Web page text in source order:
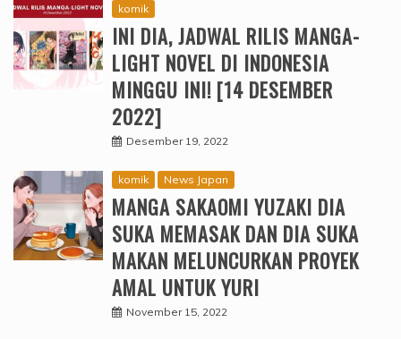
komik
INI DIA, JADWAL RILIS MANGA-
LIGHT NOVEL DI INDONESIA
MINGGU INI! [14 DESEMBER
2022]
Desember 19, 2022
komik News Japan
MANGA SAKAOMI YUZAKI DIA
SUKA MEMASAK DAN DIA SUKA
MAKAN MELUNCURKAN PROYEK
AMAL UNTUK YURI
November 15, 2022